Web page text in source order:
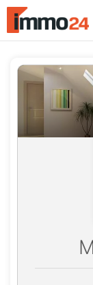
Accessibility
Modus
Navigation
zum